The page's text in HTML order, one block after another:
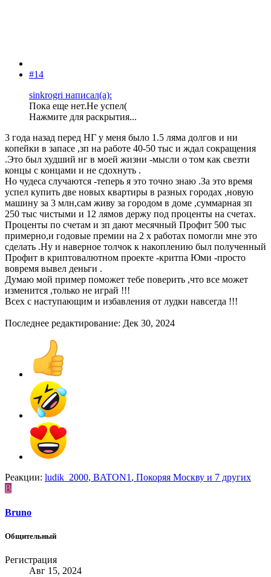
#14
sinkrogri написал(а):
Пока еще нет.Не успел(
Нажмите для раскрытия...
3 года назад перед НГ у меня было 1.5 ляма долгов и ни
копейки в запасе ,зп на работе 40-50 тыс и ждал сокращения
.Это был худший нг в моей жизни -мысли о том как свезти
концы с концами и не сдохнуть .
Но чудеса случаются -теперь я это точно знаю .За это время
успел купить две новых квартиры в разных городах ,новую
машину за 3 млн,сам живу за городом в доме ,суммарная зп
250 тыс чистыми и 12 лямов держу под проценты на счетах.
Проценты по счетам и зп дают месячный Профит 500 тыс
примерно,и годовые премии на 2 х работах помогли мне это
сделать .Ну и наверное толчок к накоплению был полученный
Профит в криптовалютном проекте -критпа Юми -просто
вовремя вывел деньги .
Думаю мой пример поможет тебе поверить ,что все может
изменится ,только не играй !!!
Всех с наступающим и избавления от лудки навсегда !!!
Последнее редактирование: Дек 30, 2024
Реакции: ludik_2000, BATON1, Покоряя Москву и 7 других
B
Bruno
Общительный
Регистрация
Авг 15, 2024